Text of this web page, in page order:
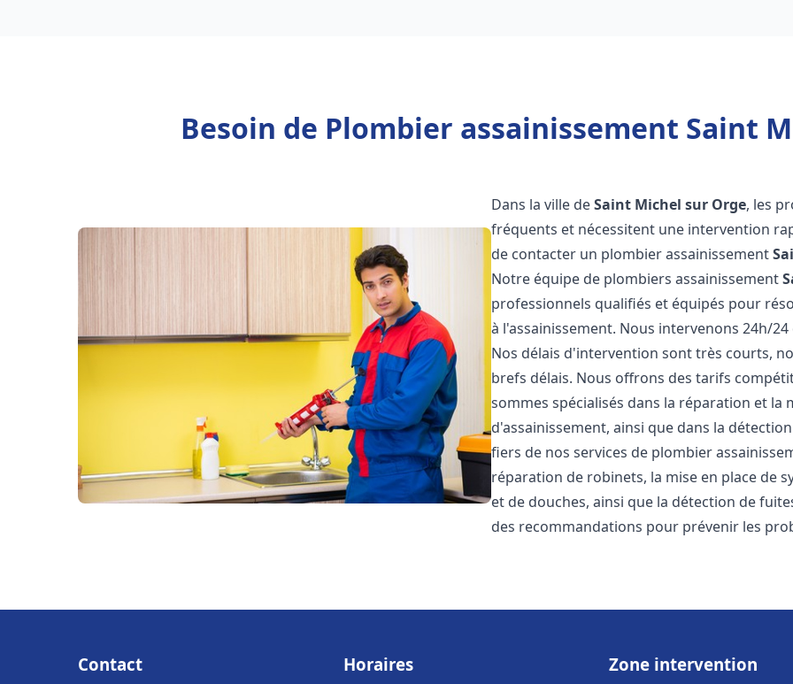
Besoin de Plombier assainissement Saint
Dans la ville deSaint Michel sur Orge, les
fréquents et nécessitent une intervention
de contacter un plombier assainissement
Notre équipe de plombiers assainissement
professionnels qualifiés et équipés pour
à l'assainissement. Nous intervenons 24h/
Nos délais d'intervention sont très courts,
brefs délais. Nous offrons des tarifs
sommes spécialisés dans la réparation et la
d'assainissement, ainsi que dans la
fiers de nos services de plombier
réparation de robinets, la mise en place de
et de douches, ainsi que la détection de
des recommandations pour prévenir les
Contact Horaires Zone intervention